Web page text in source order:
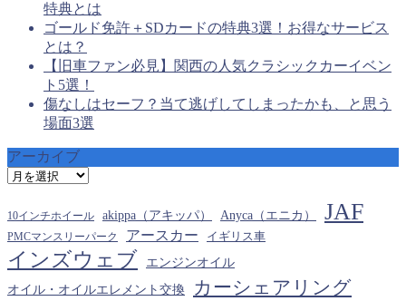
特典とは
ゴールド免許＋SDカードの特典3選！お得なサービス
とは？
【旧車ファン必見】関西の人気クラシックカーイベン
ト5選！
傷なしはセーフ？当て逃げしてしまったかも、と思う
場面3選
アーカイブ
ア
カ
イ
ブ
10インチホイール akippa（アキッパ） Anyca（エニカ） JAF
PMCマンスリーパーク アースカー イギリス車
インズウェブ エンジンオイル
オイル・オイルエレメント交換 カーシェアリング